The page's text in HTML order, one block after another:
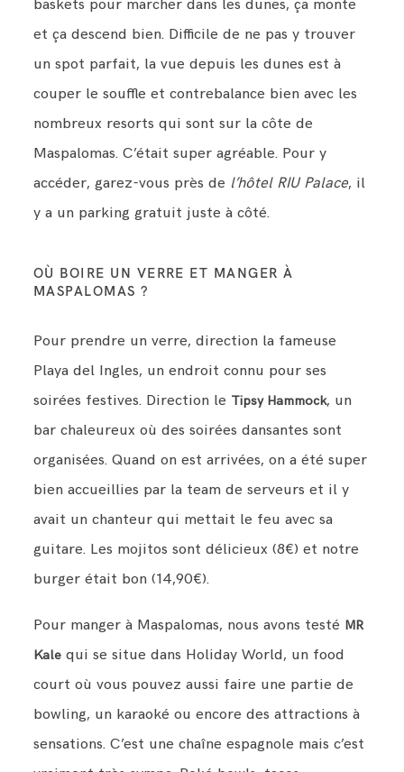
baskets pour marcher dans les dunes, ça monte
et ça descend bien. Difficile de ne pas y trouver
un spot parfait, la vue depuis les dunes est à
couper le souffle et contrebalance bien avec les
nombreux resorts qui sont sur la côte de
Maspalomas. C’était super agréable. Pour y
accéder, garez-vous près de l’hôtel RIU Palace, il
y a un parking gratuit juste à côté.
OÙ BOIRE UN VERRE ET MANGER À
MASPALOMAS ?
Pour prendre un verre, direction la fameuse
Playa del Ingles, un endroit connu pour ses
soirées festives. Direction le Tipsy Hammock, un
bar chaleureux où des soirées dansantes sont
organisées. Quand on est arrivées, on a été super
bien accueillies par la team de serveurs et il y
avait un chanteur qui mettait le feu avec sa
guitare. Les mojitos sont délicieux (8€) et notre
burger était bon (14,90€).
Pour manger à Maspalomas, nous avons testé MR
Kale qui se situe dans Holiday World, un food
court où vous pouvez aussi faire une partie de
bowling, un karaoké ou encore des attractions à
sensations. C’est une chaîne espagnole mais c’est